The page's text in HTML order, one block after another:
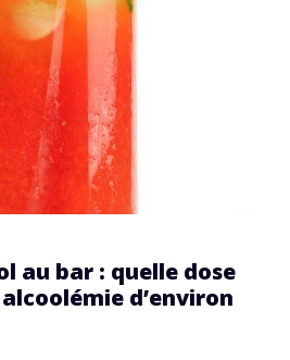
au bar : quelle dose
d’environ